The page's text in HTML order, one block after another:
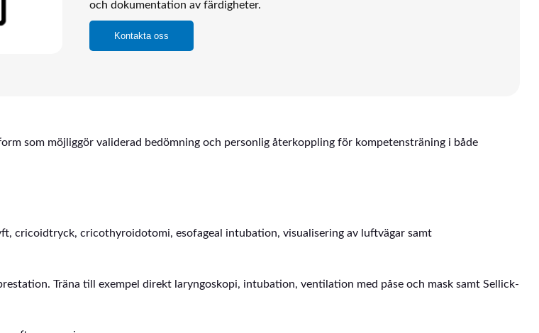
och dokumentation av färdigheter.
Kontakta oss
som möjliggör validerad bedömning och personlig återkoppling för kompetensträning i både
cricoidtryck, cricothyroidotomi, esofageal intubation, visualisering av luftvägar samt
Träna till exempel direkt laryngoskopi, intubation, ventilation med påse och mask samt Sellick-